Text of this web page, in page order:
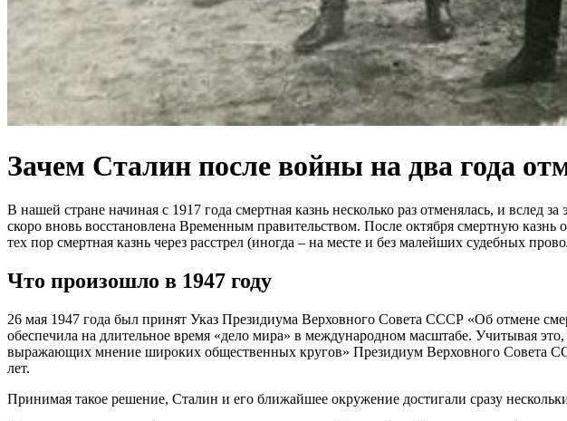
Зачем Сталин после войны на два года
В нашей стране начиная с 1917 года смертная казнь несколько раз отменялась, и
скоро вновь восстановлена Временным правительством. После октября смертную
тех пор смертная казнь через расстрел (иногда – на месте и без малейших судебных
Что произошло в 1947 году
26 мая 1947 года был принят Указ Президиума Верховного Совета СССР «Об отмене
обеспечила на длительное время «дело мира» в международном масштабе. Учитывая
выражающих мнение широких общественных кругов» Президиум Верховного Совета
лет.
Принимая такое решение, Сталин и его ближайшее окружение достигали сразу